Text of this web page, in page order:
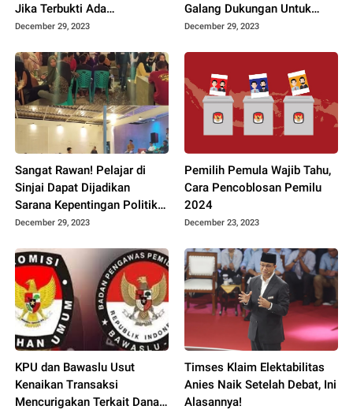
Jika Terbukti Ada
Pelanggaran Pasti Diproses,
December 29, 2023
Galang Dukungan Untuk
Putrinya di Pileg 2024
December 29, 2023
Sangat Rawan! Pelajar di
Sinjai Dapat Dijadikan
Sarana Kepentingan Politik
Praktis, Bawaslu Diminta
December 29, 2023
Pemilih Pemula Wajib Tahu,
Cara Pencoblosan Pemilu
2024
December 23, 2023
KPU dan Bawaslu Usut
Kenaikan Transaksi
Mencurigakan Terkait Dana
Timses Klaim Elektabilitas
Anies Naik Setelah Debat, Ini
Alasannya!